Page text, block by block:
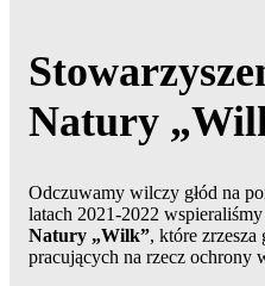
Natury
Odczuwamy wilczy głód na
latach 2021-2022
Natury „Wilk”, które
pracujących na rzecz ochrony